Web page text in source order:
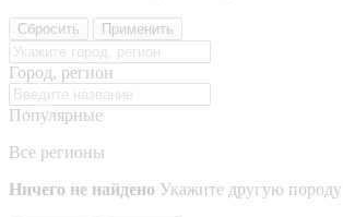
Сбросить Применить
Город, регион
Популярные
Все регионы
Ничего не найдено Укажите другую породу